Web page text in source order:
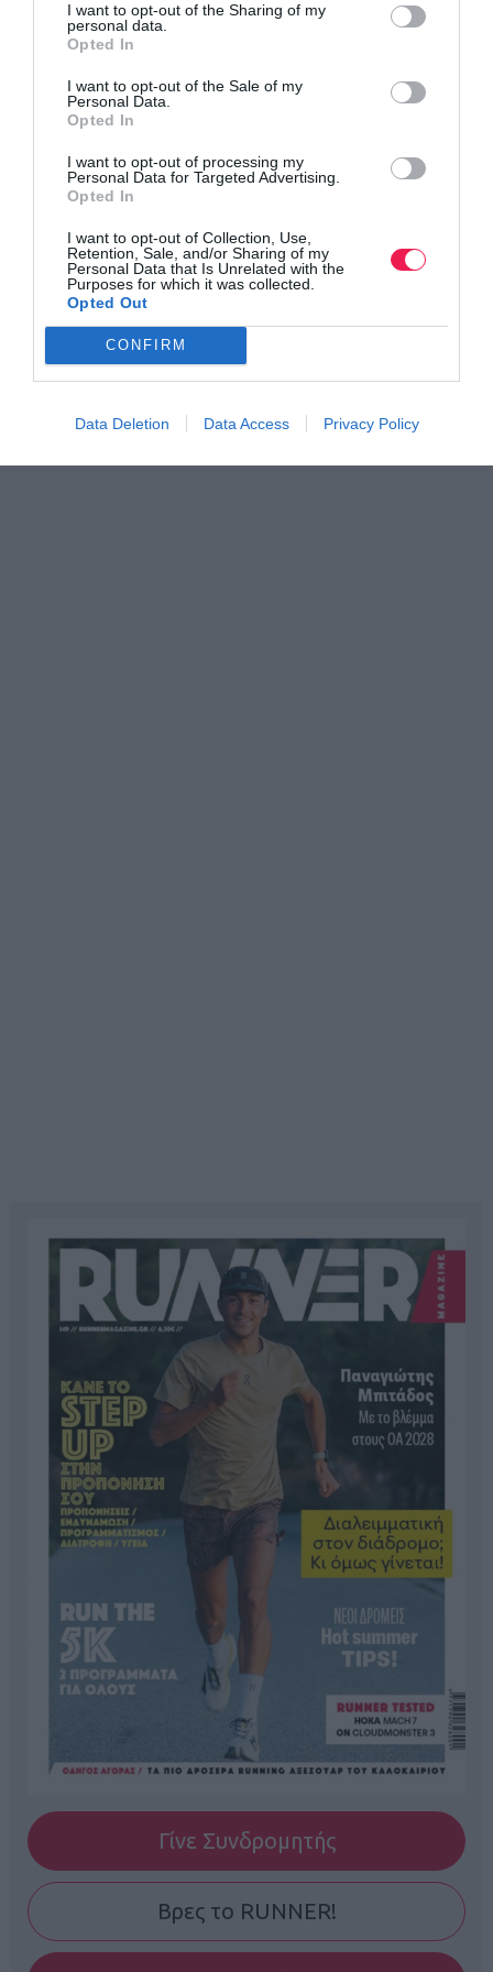
I want to opt-out of the Sharing of my
personal data.
Opted In
I want to opt-out of the Sale of my
Personal Data.
Opted In
I want to opt-out of processing my
Personal Data for Targeted Advertising.
Opted In
I want to opt-out of Collection, Use,
Retention, Sale, and/or Sharing of my
Personal Data that Is Unrelated with the
Purposes for which it was collected.
Opted Out
CONFIRM
Data Deletion Data Access Privacy Policy
Ευχάριστα νέα από την Βραζιλία
Γίνε Συνδρομητής
Βρες το RUNNER!